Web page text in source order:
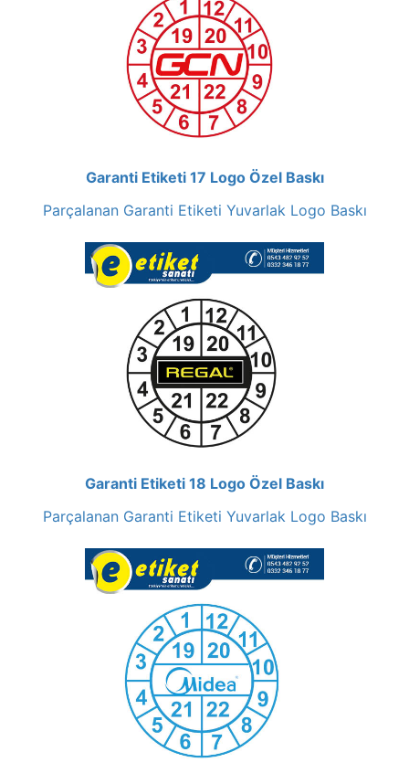
Garanti Etiketi 17 Logo Özel Baskı
Parçalanan Garanti Etiketi Yuvarlak Logo Baskı
Garanti Etiketi 18 Logo Özel Baskı
Parçalanan Garanti Etiketi Yuvarlak Logo Baskı